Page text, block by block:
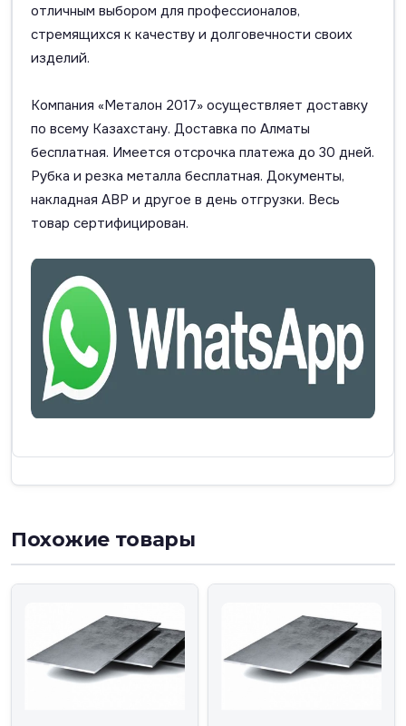
отличным выбором для профессионалов,
стремящихся к качеству и долговечности своих
изделий.
Компания «Металон 2017» осуществляет доставку
по всему Казахстану. Доставка по Алматы
бесплатная. Имеется отсрочка платежа до 30 дней.
Рубка и резка металла бесплатная. Документы,
накладная АВР и другое в день отгрузки. Весь
товар сертифицирован.
Похожие товары